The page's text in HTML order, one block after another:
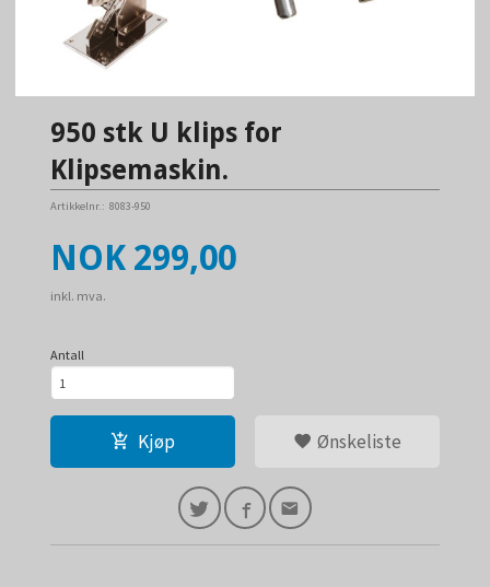
950 stk U klips for
Klipsemaskin.
Artikkelnr.: 8083-950
Pris
NOK 299,00
inkl. mva.
Antall
Kjøp Ønskeliste